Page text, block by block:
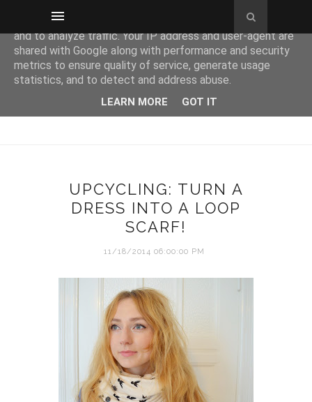
UPCYCLING: TURN A
DRESS INTO A LOOP
SCARF!
11/18/2014 06:00:00 PM
This site uses cookies from Google to deliver its services
and to analyze traffic. Your IP address and user-agent are
shared with Google along with performance and security
metrics to ensure quality of service, generate usage
statistics, and to detect and address abuse.
LEARN MORE GOT IT